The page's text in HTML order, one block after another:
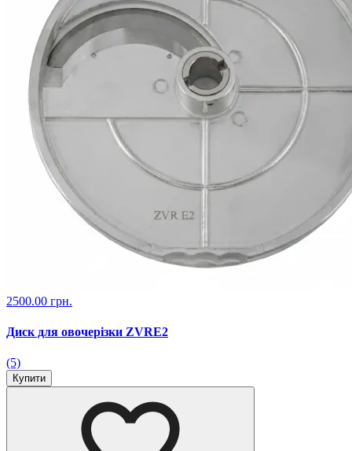
2500.00 грн.
Диск для овочерізки ZVRE2
(5)
Купити